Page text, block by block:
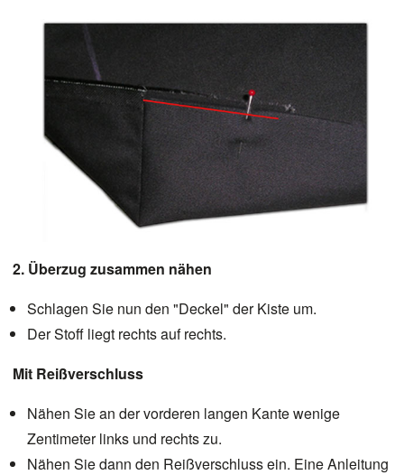
2. Überzug zusammen nähen
Schlagen Sie nun den "Deckel" der Kiste um.
Der Stoff liegt rechts auf rechts.
Mit Reißverschluss
Nähen Sie an der vorderen langen Kante wenige
Zentimeter links und rechts zu.
Nähen Sie dann den Reißverschluss ein. Eine Anleitung